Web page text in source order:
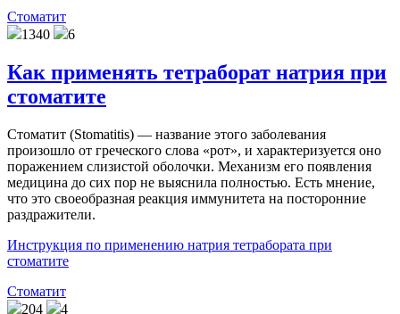
Стоматит
1340
6
Как применять тетраборат натрия при
стоматите
Стоматит (Stomatitis) — название этого заболевания
произошло от греческого слова «рот», и характеризуется оно
поражением слизистой оболочки. Механизм его появления
медицина до сих пор не выяснила полностью. Есть мнение,
что это своеобразная реакция иммунитета на посторонние
раздражители.
Инструкция по применению натрия тетрабората при
стоматите
Стоматит
204
4